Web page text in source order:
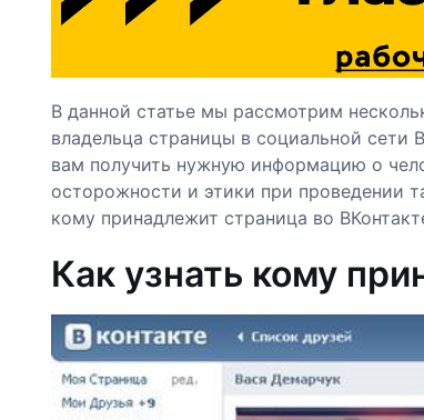
В данной статье мы рассмотрим
владельца страницы в социальной сети
вам получить нужную информацию о
осторожности и этики при проведении
кому принадлежит страница во
Как узнать кому